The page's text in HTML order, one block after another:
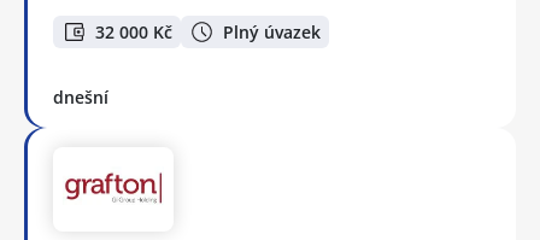
32 000 Kč Plný úvazek
dnešní